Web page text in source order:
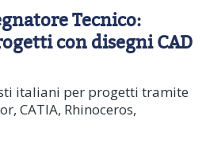
Tecnico:
con disegni CAD
italiani per progetti tramite
CATIA, Rhinoceros,